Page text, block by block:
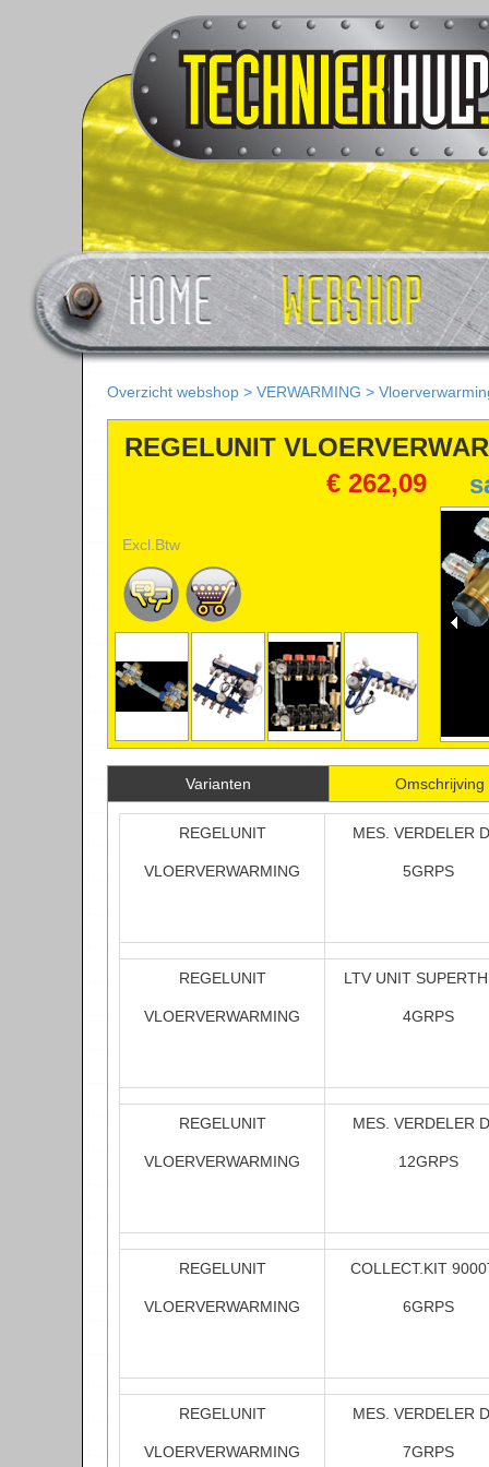
Overzicht webshop > VERWARMING >
REGELUNIT
€ 262,09
Excl.Btw
Varianten Omschrijving
REGELUNIT
VLOERVERWARMING
MES. VERDELER
5GRPS
REGELUNIT
VLOERVERWARMING
LTV UNIT
4GRPS
REGELUNIT
VLOERVERWARMING
MES. VERDELER
12GRPS
REGELUNIT
VLOERVERWARMING
COLLECT.KIT
6GRPS
REGELUNIT
VLOERVERWARMING
MES. VERDELER
7GRPS